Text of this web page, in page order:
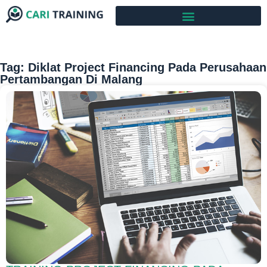
Tag: Diklat Project Financing Pada Perusahaan
Pertambangan Di Malang